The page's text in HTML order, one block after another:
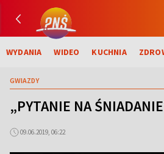
WYDANIA WIDEO KUCHNIA
GWIAZDY
„PYTANIE NA
09.06.2019, 06:22